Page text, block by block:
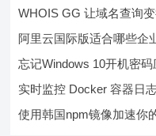
WHOIS GG 让域名查询
阿里云国际版适合哪些企
忘记Windows 10开机密码
实时监控 Docker 容器日
使用韩国npm镜像加速你